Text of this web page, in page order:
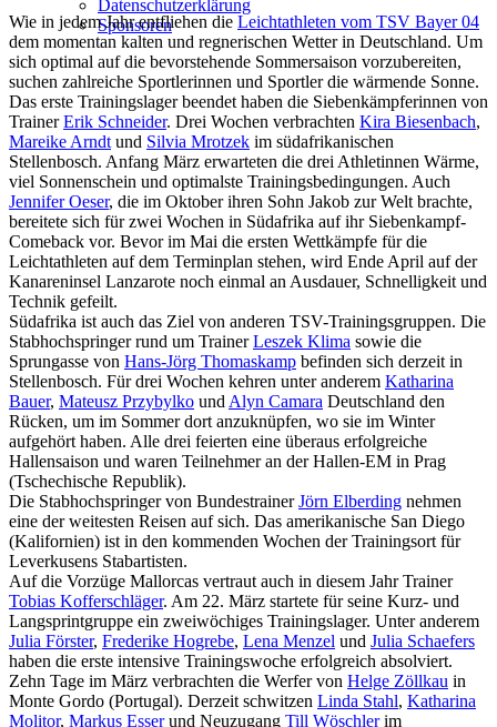
Datenschutzerklärung
Sponsoren
Wie in jedem Jahr entfliehen die Leichtathleten vom TSV Bayer 04
dem momentan kalten und regnerischen Wetter in Deutschland. Um
sich optimal auf die bevorstehende Sommersaison vorzubereiten,
suchen zahlreiche Sportlerinnen und Sportler die wärmende Sonne.
Das erste Trainingslager beendet haben die Siebenkämpferinnen von
TrainerErik Schneider. Drei Wochen verbrachten Kira Biesenbach,
Mareike Arndt und Silvia Mrotzek im südafrikanischen
Stellenbosch. Anfang März erwarteten die drei Athletinnen Wärme,
viel Sonnenschein und optimalste Trainingsbedingungen. Auch
Jennifer Oeser, die im Oktober ihren Sohn Jakob zur Welt brachte,
bereitete sich für zwei Wochen in Südafrika auf ihr Siebenkampf-
Comeback vor. Bevor im Mai die ersten Wettkämpfe für die
Leichtathleten auf dem Terminplan stehen, wird Ende April auf der
Kanareninsel Lanzarote noch einmal an Ausdauer, Schnelligkeit und
Technik gefeilt.
Südafrika ist auch das Ziel von anderen TSV-Trainingsgruppen. Die
Stabhochspringer rund um TrainerLeszek Klima sowie die
Sprungasse von Hans-Jörg Thomaskamp befinden sich derzeit in
Stellenbosch. Für drei Wochen kehren unter anderem Katharina
Bauer, Mateusz Przybylko und Alyn Camara Deutschland den
Rücken, um im Sommer dort anzuknüpfen, wo sie im Winter
aufgehört haben. Alle drei feierten eine überaus erfolgreiche
Hallensaison und waren Teilnehmer an der Hallen-EM in Prag
(Tschechische Republik).
Die Stabhochspringer von BundestrainerJörn Elberding nehmen
eine der weitesten Reisen auf sich. Das amerikanische San Diego
(Kalifornien) ist in den kommenden Wochen der Trainingsort für
Leverkusens Stabartisten.
Auf die Vorzüge Mallorcas vertraut auch in diesem Jahr Trainer
Tobias Kofferschläger. Am 22. März startete für seine Kurz- und
Langsprintgruppe ein zweiwöchiges Trainingslager. Unter anderem
Julia Förster, Frederike Hogrebe, Lena Menzel und Julia Schaefers
haben die erste intensive Trainingswoche erfolgreich absolviert.
Zehn Tage im März verbrachten die Werfer von Helge Zöllkau in
Monte Gordo (Portugal). Derzeit schwitzen Linda Stahl, Katharina
Molitor, Markus Esserund Neuzugang Till Wöschlerim